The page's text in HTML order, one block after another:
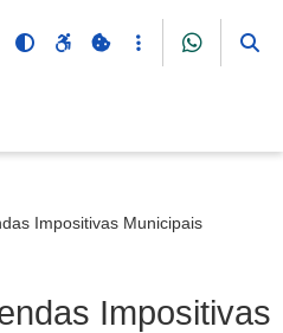
Impositivas Municipais
Impositivas